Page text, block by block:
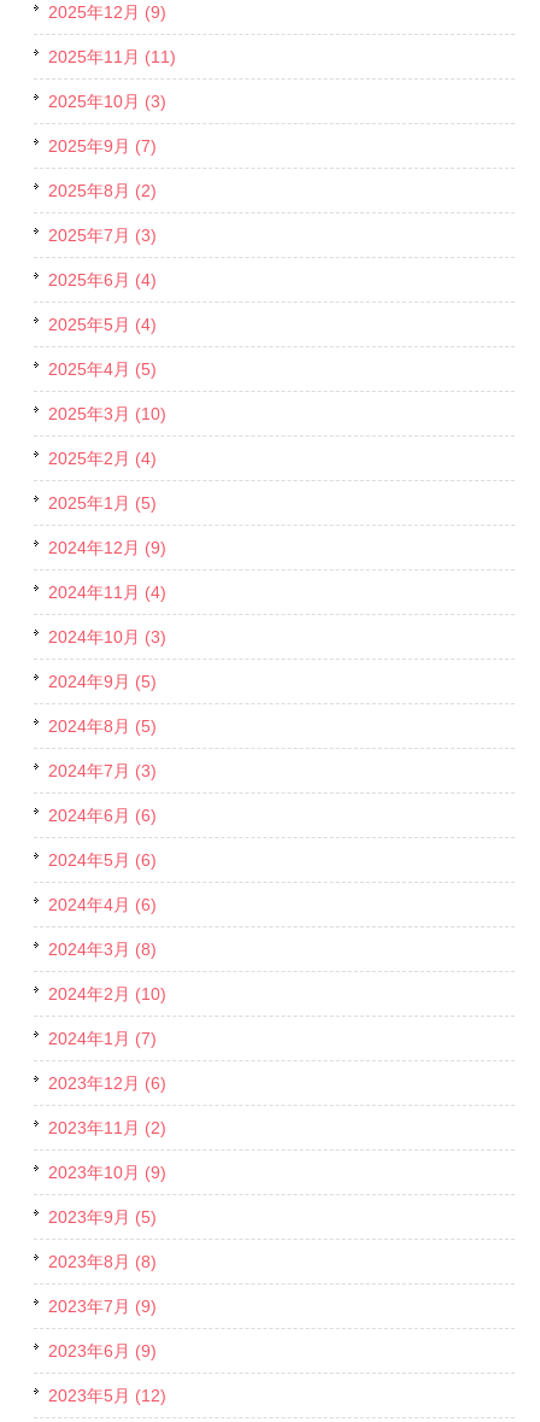
2025年12月 (9)
2025年11月 (11)
2025年10月 (3)
2025年9月 (7)
2025年8月 (2)
2025年7月 (3)
2025年6月 (4)
2025年5月 (4)
2025年4月 (5)
2025年3月 (10)
2025年2月 (4)
2025年1月 (5)
2024年12月 (9)
2024年11月 (4)
2024年10月 (3)
2024年9月 (5)
2024年8月 (5)
2024年7月 (3)
2024年6月 (6)
2024年5月 (6)
2024年4月 (6)
2024年3月 (8)
2024年2月 (10)
2024年1月 (7)
2023年12月 (6)
2023年11月 (2)
2023年10月 (9)
2023年9月 (5)
2023年8月 (8)
2023年7月 (9)
2023年6月 (9)
2023年5月 (12)